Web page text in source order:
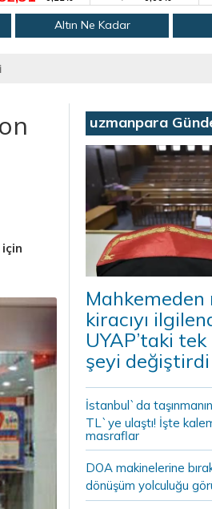
Altın Ne Kadar
uzmanpara
kiracıyı
UYAP’taki
şeyi değiştirdi
İstanbul`da
TL`ye ulaştı! İşte
masraflar
DOA makinelerine
dönüşüm yolculuğu